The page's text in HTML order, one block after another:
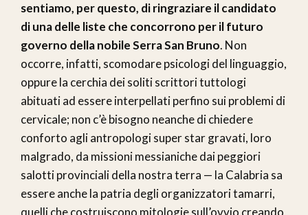
sentiamo, per questo, di ringraziare il candidato
di una delle liste che concorrono per il futuro
governo della nobile Serra San Bruno. Non
occorre, infatti, scomodare psicologi del linguaggio,
oppure la cerchia dei soliti scrittori tuttologi
abituati ad essere interpellati perfino sui problemi di
cervicale; non c’è bisogno neanche di chiedere
conforto agli antropologi super star gravati, loro
malgrado, da missioni messianiche dai peggiori
salotti provinciali della nostra terra — la Calabria sa
essere anche la patria degli organizzatori tamarri,
quelli che costruiscono mitologie sull’ovvio creando